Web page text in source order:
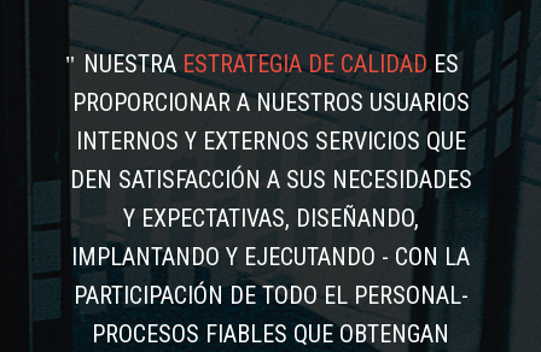
NUESTRAESTRATEGIA DE CALIDADES
PROPORCIONAR A NUESTROS USUARIOS
INTERNOS Y EXTERNOS SERVICIOS QUE
DEN SATISFACCIÓN A SUS NECESIDADES
Y EXPECTATIVAS, DISEÑANDO,
IMPLANTANDO Y EJECUTANDO - CON LA
PARTICIPACIÓN DE TODO EL PERSONAL-
PROCESOS FIABLES QUE OBTENGAN